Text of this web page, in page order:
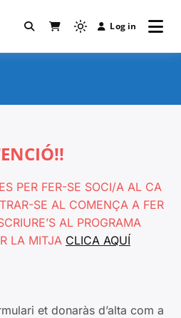
Light
mode
switch
Log in
PER FER-SE SOCI/A AL CA
SE AL COMENÇA A FER
AL PROGRAMA
LA MITJA CLICA AQUÍ
et donaràs d’alta com a